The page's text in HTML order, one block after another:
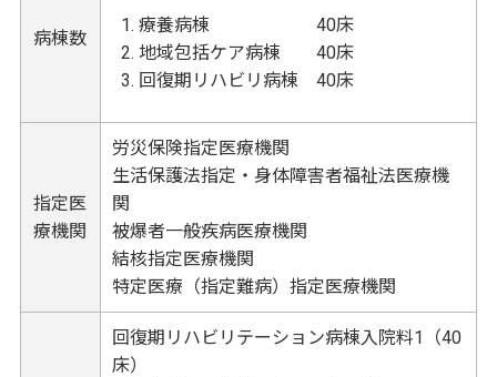
病棟数
療養病棟 40床
地域包括ケア病棟 40床
回復期リハビリ病棟 40床
指定医
療機関
労災保険指定医療機関
生活保護法指定・身体障害者福祉法医療機
関
被爆者一般疾病医療機関
結核指定医療機関
特定医療（指定難病）指定医療機関
回復期リハビリテーション病棟入院料1（40
床）